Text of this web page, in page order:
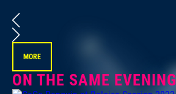
MORE
ON THE SAME EVENING